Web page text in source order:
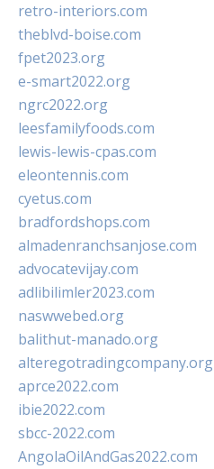
retro-interiors.com
theblvd-boise.com
fpet2023.org
e-smart2022.org
ngrc2022.org
leesfamilyfoods.com
lewis-lewis-cpas.com
eleontennis.com
cyetus.com
bradfordshops.com
almadenranchsanjose.com
advocatevijay.com
adlibilimler2023.com
naswwebed.org
balithut-manado.org
alteregotradingcompany.org
aprce2022.com
ibie2022.com
sbcc-2022.com
AngolaOilAndGas2022.com